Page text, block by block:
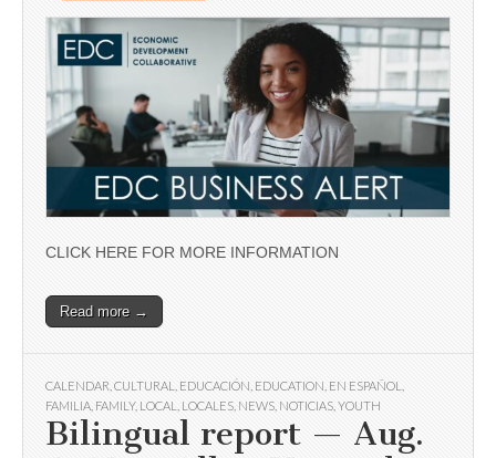
CLICK HERE FOR MORE INFORMATION
Read more →
CALENDAR CULTURAL EDUCACIÓN EDUCATION EN ESPAÑOL
FAMILIA FAMILY, LOCAL LOCALES NEWS NOTICIAS YOUTH
Bilingual report — Aug.